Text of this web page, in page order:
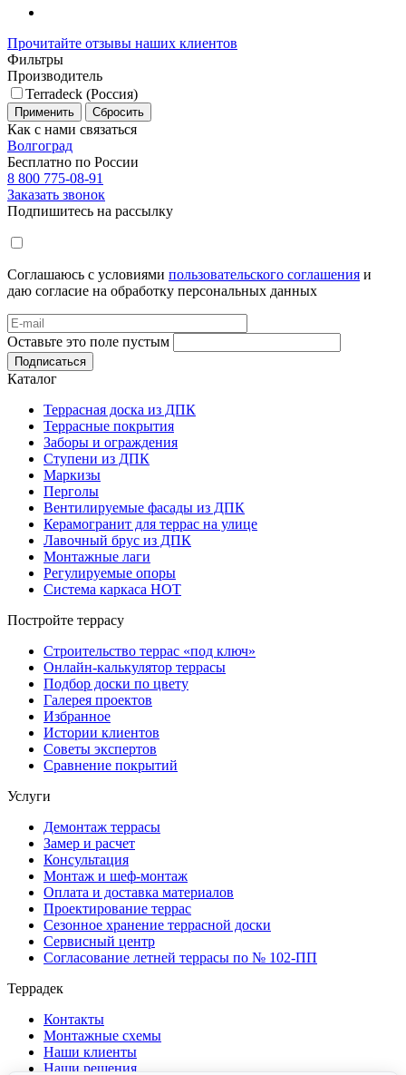
Прочитайте отзывы наших клиентов
Фильтры
Производитель
Terradeck (Россия)
Применить Сбросить
Как с нами связаться
Волгоград
Бесплатно по России
8 800 775-08-91
Заказать звонок
Подпишитесь на рассылку
Соглашаюсь с условиями пользовательского соглашения и
даю согласие на обработку персональных данных
Оставьте это поле пустым
Подписаться
Каталог
Террасная доска из ДПК
Террасные покрытия
Заборы и ограждения
Ступени из ДПК
Маркизы
Перголы
Вентилируемые фасады из ДПК
Керамогранит для террас на улице
Лавочный брус из ДПК
Монтажные лаги
Регулируемые опоры
Система каркаса НОТ
Постройте террасу
Строительство террас «под ключ»
Онлайн-калькулятор террасы
Подбор доски по цвету
Галерея проектов
Избранное
Истории клиентов
Советы экспертов
Сравнение покрытий
Услуги
Демонтаж террасы
Замер и расчет
Консультация
Монтаж и шеф-монтаж
Оплата и доставка материалов
Проектирование террас
Сезонное хранение террасной доски
Сервисный центр
Согласование летней террасы по № 102-ПП
Террадек
Контакты
Монтажные схемы
Наши клиенты
Наши решения